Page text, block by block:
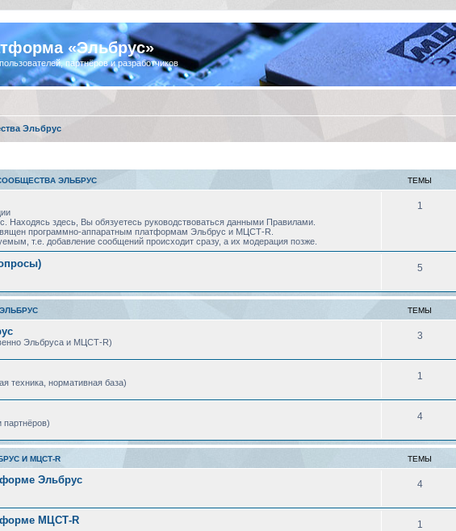
«Эльбрус»
партнёров и разработчиков
Эльбрус
ЭЛЬБРУС ТЕМЫ
Находясь здесь, Вы обязуетесь руководствоваться данными Правилами.
программно-аппаратным платформам Эльбрус и МЦСТ-R.
т.е. добавление сообщений происходит сразу, а их модерация позже.
1
5
ТЕМЫ
Эльбруса и МЦСТ-R)
3
техника, нормативная база)
1
партнёров)
4
И МЦСТ-R ТЕМЫ
Эльбрус 4
МЦСТ-R 1